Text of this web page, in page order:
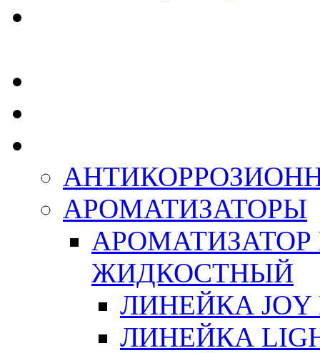
АРОМАТИЗАТОРЫ
ЖИДКОСТНЫЙ
ЛИНЕЙКА JOY
ЛИНЕЙКА